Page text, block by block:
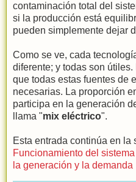
contaminación total del
si la producción está
pueden simplemente dejar
Como se ve, cada
diferente; y todas son
que todas estas fuentes de
necesarias. La proporción
participa en la generación
llama "mix eléctrico".
Esta entrada continúa en la
Funcionamiento del
la generación y la demanda